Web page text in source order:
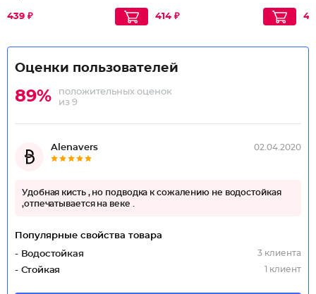
439 ₽ 414 ₽
Оценки пользователей
89%
положительных оценок
из 9
Alenavers 02.04.2020
Удобная кисть , но подводка к сожалению не водостойкая
,отпечатывается на веке .
Популярные свойства товара
- Водостойкая
3 клиента
- Стойкая 1 клиент